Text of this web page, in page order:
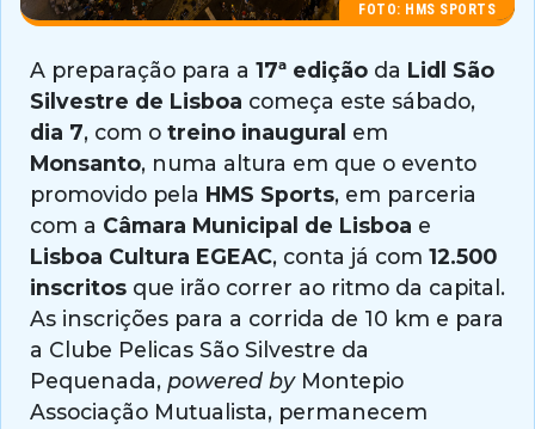
FOTO: HMS SPORTS
A preparação para a 17ª edição da Lidl São
Silvestre de Lisboa começa este sábado,
dia 7, com o treino inaugural em
Monsanto, numa altura em que o evento
promovido pela HMS Sports, em parceria
com a Câmara Municipal de Lisboa e
Lisboa Cultura EGEAC, conta já com 12.500
inscritos que irão correr ao ritmo da capital.
As inscrições para a corrida de 10 km e para
a Clube Pelicas São Silvestre da
Pequenada, powered byMontepio
Associação Mutualista, permanecem